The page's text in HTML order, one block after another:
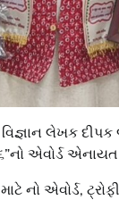
વિજ્ઞાન લેખક
એવોર્ડ
નો એવોર્ડ,